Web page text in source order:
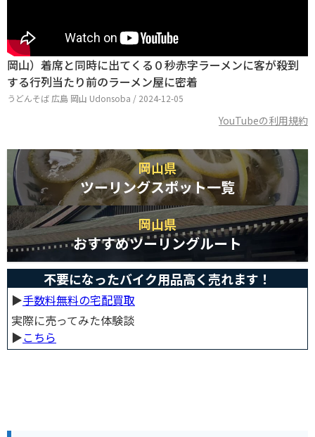
岡山）着席と同時に出てくる０秒赤字ラーメンに客が殺到
する行列当たり前のラーメン屋に密着
うどんそば 広島 岡山 Udonsoba / 2024-12-05
YouTubeの利用規約
岡山県
ツーリングスポット一覧
岡山県
おすすめツーリングルート
不要になったバイク用品高く売れます！
▶︎手数料無料の宅配買取
実際に売ってみた体験談
▶︎こちら